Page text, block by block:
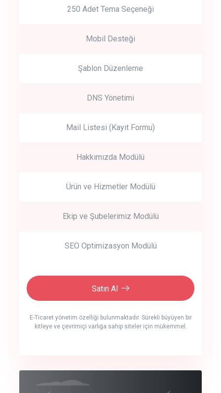
250 Adet Tema Seçeneği
Mobil Desteği
Şablon Düzenleme
DNS Yönetimi
Mail Listesi (Kayıt Formu)
Hakkımızda Modülü
Ürün ve Hizmetler Modülü
Ekip ve Şubelerimiz Modülü
SEO Optimizasyon Modülü
Satın Al
E-Ticaret yönetim özelliği bulunmaktadır. Sürekli büyüyen bir
kitleye ve çevrimiçi varlığa sahip siteler için mükemmel.
crm auto cync